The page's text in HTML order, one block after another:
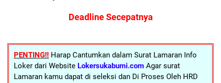
Deadline Secepatnya
PENTING!! Harap Cantumkan dalam Surat Lamaran Info
Loker dari Website Lokersukabumi.com Agar surat
Lamaran kamu dapat di seleksi dan Di Proses Oleh HRD